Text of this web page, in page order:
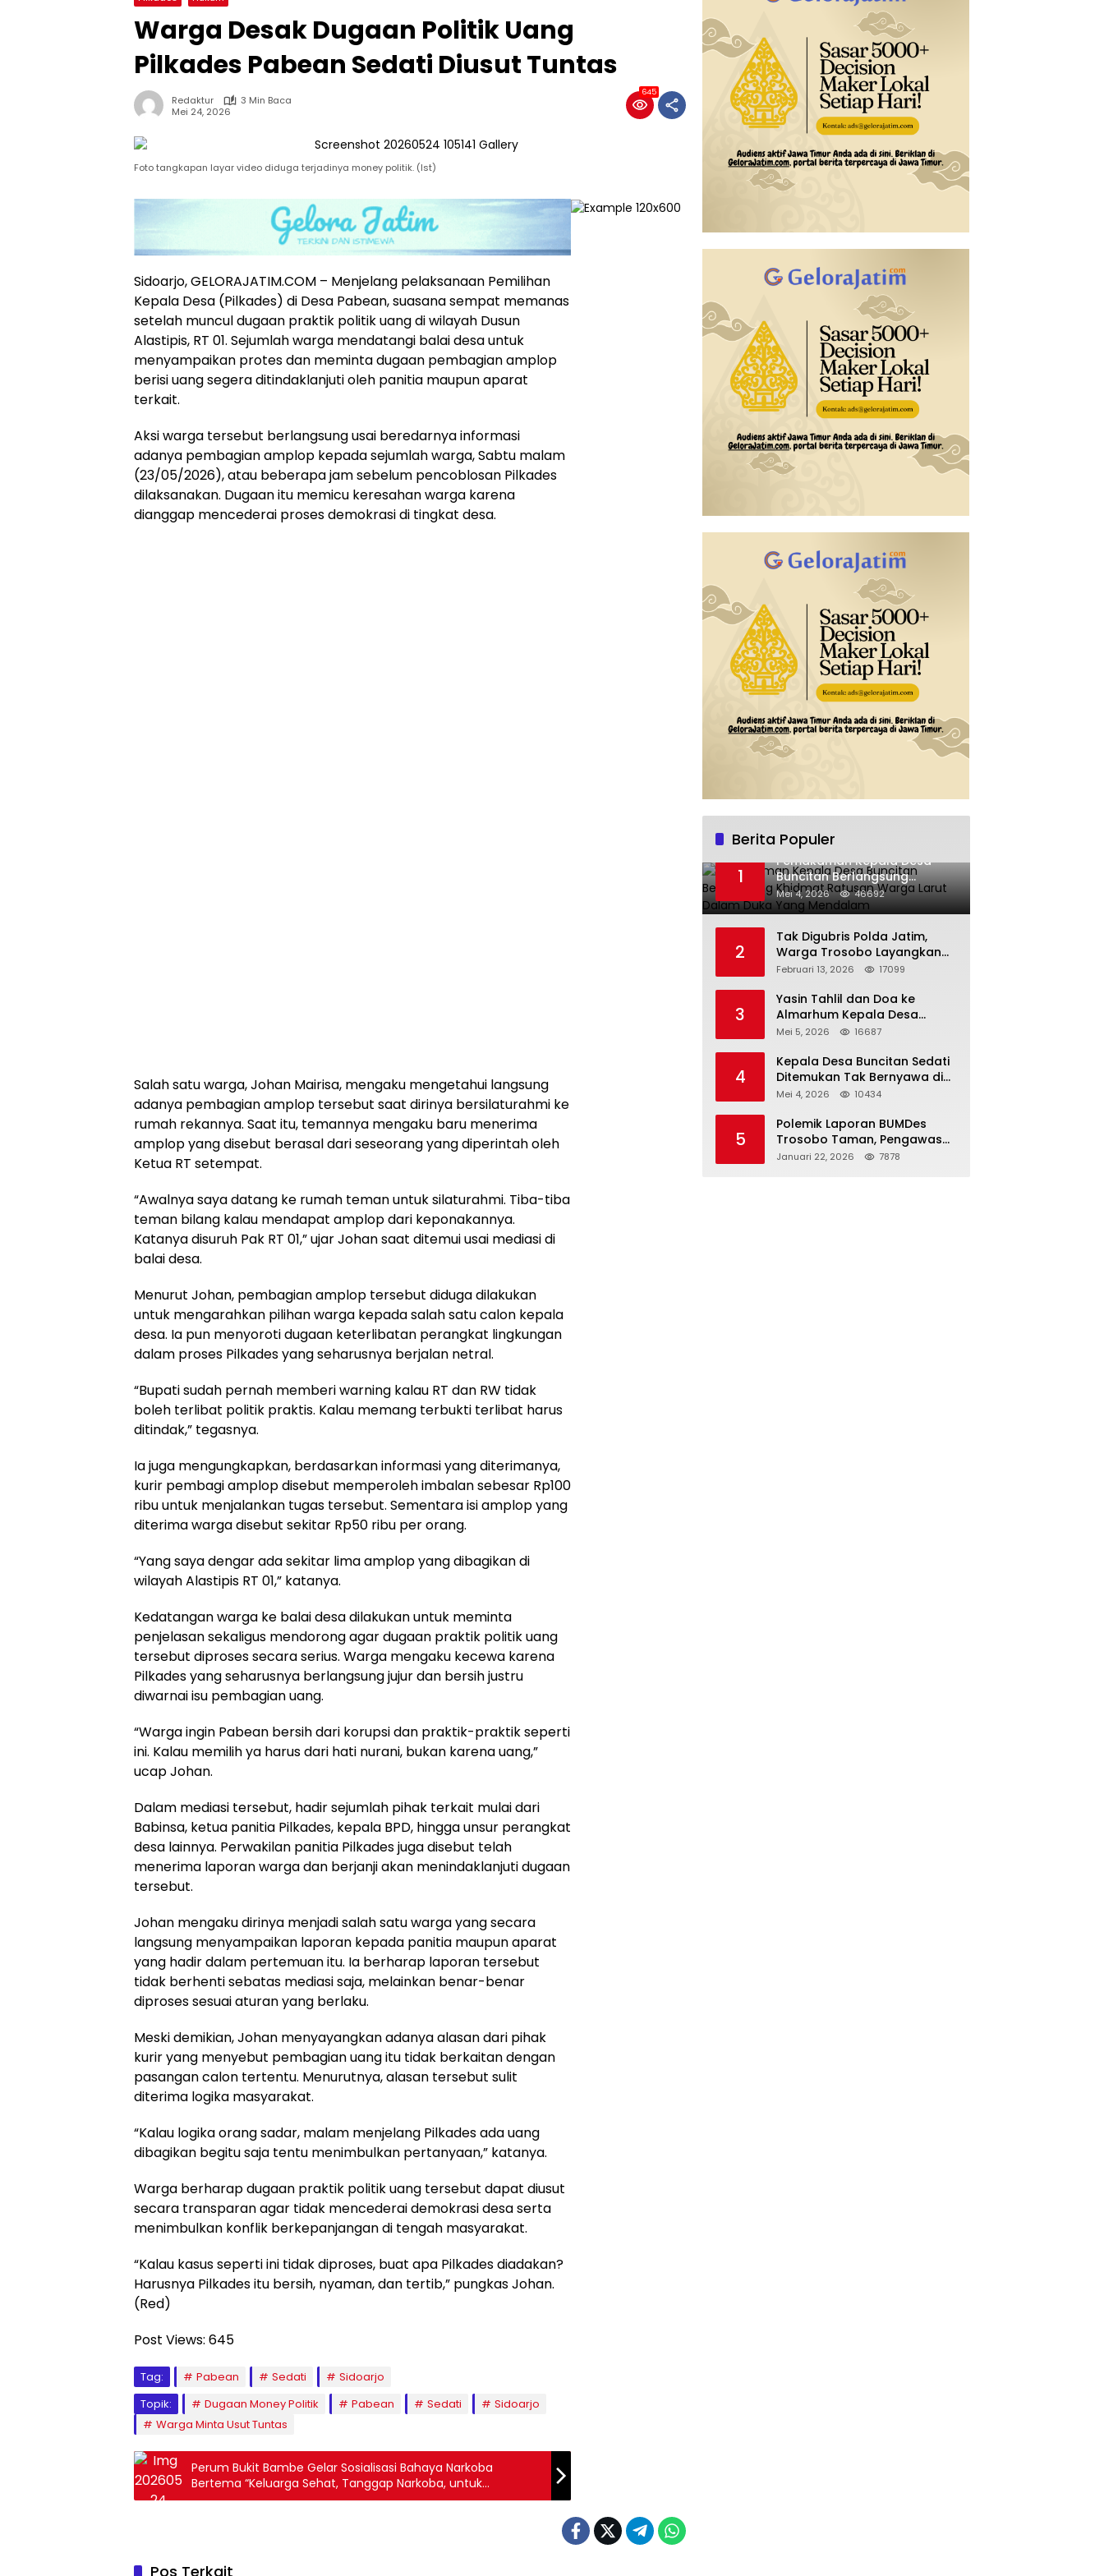
Warga Desak Dugaan Politik Uang
Pilkades Pabean Sedati Diusut Tuntas
Redaktur
3 Min Baca
Mei 24, 2026
645
Foto tangkapan layar video diduga terjadinya money politik. (Ist)
Sidoarjo, GELORAJATIM.COM – Menjelang pelaksanaan Pemilihan
Kepala Desa (Pilkades) di Desa Pabean, suasana sempat memanas
setelah muncul dugaan praktik politik uang di wilayah Dusun
Alastipis, RT 01. Sejumlah warga mendatangi balai desa untuk
menyampaikan protes dan meminta dugaan pembagian amplop
berisi uang segera ditindaklanjuti oleh panitia maupun aparat
terkait.
Aksi warga tersebut berlangsung usai beredarnya informasi
adanya pembagian amplop kepada sejumlah warga, Sabtu malam
(23/05/2026), atau beberapa jam sebelum pencoblosan Pilkades
dilaksanakan. Dugaan itu memicu keresahan warga karena
dianggap mencederai proses demokrasi di tingkat desa.
Salah satu warga, Johan Mairisa, mengaku mengetahui langsung
adanya pembagian amplop tersebut saat dirinya bersilaturahmi ke
rumah rekannya. Saat itu, temannya mengaku baru menerima
amplop yang disebut berasal dari seseorang yang diperintah oleh
Ketua RT setempat.
“Awalnya saya datang ke rumah teman untuk silaturahmi. Tiba-tiba
teman bilang kalau mendapat amplop dari keponakannya.
Katanya disuruh Pak RT 01,” ujar Johan saat ditemui usai mediasi di
balai desa.
Menurut Johan, pembagian amplop tersebut diduga dilakukan
untuk mengarahkan pilihan warga kepada salah satu calon kepala
desa. Ia pun menyoroti dugaan keterlibatan perangkat lingkungan
dalam proses Pilkades yang seharusnya berjalan netral.
“Bupati sudah pernah memberi warning kalau RT dan RW tidak
boleh terlibat politik praktis. Kalau memang terbukti terlibat harus
ditindak,” tegasnya.
Ia juga mengungkapkan, berdasarkan informasi yang diterimanya,
kurir pembagi amplop disebut memperoleh imbalan sebesar Rp100
ribu untuk menjalankan tugas tersebut. Sementara isi amplop yang
diterima warga disebut sekitar Rp50 ribu per orang.
“Yang saya dengar ada sekitar lima amplop yang dibagikan di
wilayah Alastipis RT 01,” katanya.
Kedatangan warga ke balai desa dilakukan untuk meminta
penjelasan sekaligus mendorong agar dugaan praktik politik uang
tersebut diproses secara serius. Warga mengaku kecewa karena
Pilkades yang seharusnya berlangsung jujur dan bersih justru
diwarnai isu pembagian uang.
“Warga ingin Pabean bersih dari korupsi dan praktik-praktik seperti
ini. Kalau memilih ya harus dari hati nurani, bukan karena uang,”
ucap Johan.
Dalam mediasi tersebut, hadir sejumlah pihak terkait mulai dari
Babinsa, ketua panitia Pilkades, kepala BPD, hingga unsur perangkat
desa lainnya. Perwakilan panitia Pilkades juga disebut telah
menerima laporan warga dan berjanji akan menindaklanjuti dugaan
tersebut.
Johan mengaku dirinya menjadi salah satu warga yang secara
langsung menyampaikan laporan kepada panitia maupun aparat
yang hadir dalam pertemuan itu. Ia berharap laporan tersebut
tidak berhenti sebatas mediasi saja, melainkan benar-benar
diproses sesuai aturan yang berlaku.
Meski demikian, Johan menyayangkan adanya alasan dari pihak
kurir yang menyebut pembagian uang itu tidak berkaitan dengan
pasangan calon tertentu. Menurutnya, alasan tersebut sulit
diterima logika masyarakat.
“Kalau logika orang sadar, malam menjelang Pilkades ada uang
dibagikan begitu saja tentu menimbulkan pertanyaan,” katanya.
Warga berharap dugaan praktik politik uang tersebut dapat diusut
secara transparan agar tidak mencederai demokrasi desa serta
menimbulkan konflik berkepanjangan di tengah masyarakat.
“Kalau kasus seperti ini tidak diproses, buat apa Pilkades diadakan?
Harusnya Pilkades itu bersih, nyaman, dan tertib,” pungkas Johan.
(Red)
Post Views: 645
Tag: Pabean Sedati
Sidoarjo
Topik:
Dugaan Money Politik Pabean Sedati
Sidoarjo
Warga Minta Usut Tuntas
Perum Bukit Bambe Gelar Sosialisasi Bahaya Narkoba
Bertema “Keluarga Sehat, Tanggap Narkoba, untuk
Menjadikan Lingkungan Sehat, Aman dan Bersih dari
Pos Terkait
Berita Populer
1
Pemakaman Kepala Desa
Buncitan Berlangsung
Khidmat,Ratusan Warga Larut
Dalam Duka Yang Mendalam
Mei 4, 2026 46692
2
Tak Digubris Polda Jatim,
Warga Trosobo Layangkan
Dumas Dugaan Korupsi
Kapolri
Februari 13, 2026 17099
3
Yasin Tahlil dan Doa ke
Almarhum Kepala Desa
Buncitan Digelar Dua Lokasi
Mei 5, 2026 16687
4
Kepala Desa Buncitan Sedati
Ditemukan Tak Bernyawa di
Ruang Kerja, Dugaan Bunuh
Mei 4, 2026 10434
5
Polemik Laporan BUMDes
Trosobo Taman, Pengawas
Walk Out dan Sebut
Januari 22, 2026 7878